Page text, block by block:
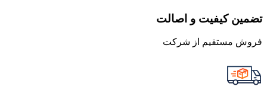
تضمین کیفیت و اصالت
فروش مستقیم از شرکت